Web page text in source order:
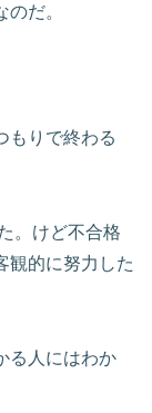
だ。
もりで終わる
。けど不合格
観的に努力した
る人にはわか